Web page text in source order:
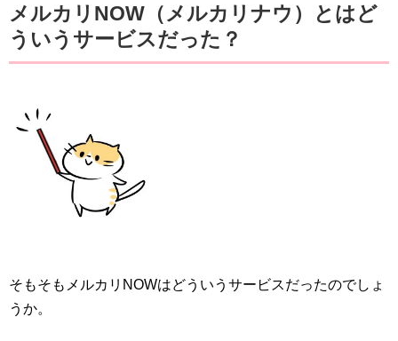
メルカリNOW（メルカリナウ）とはど
ういうサービスだった？
そもそもメルカリNOWはどういうサービスだったのでしょ
うか。